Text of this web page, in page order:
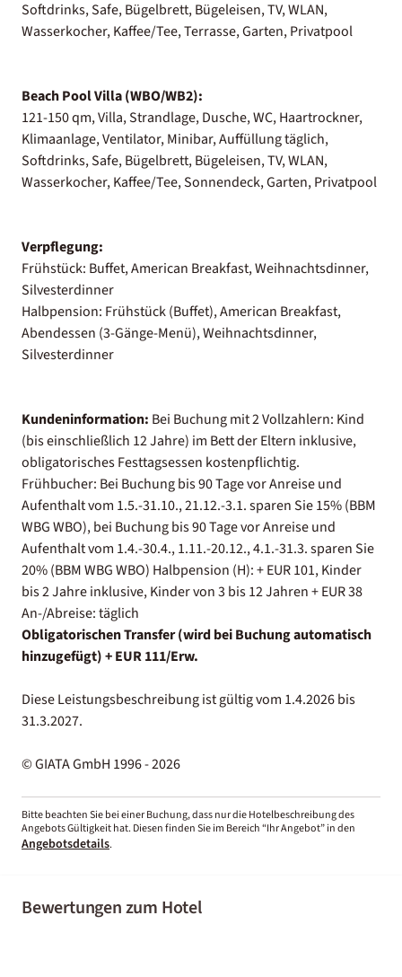
Softdrinks, Safe, Bügelbrett, Bügeleisen, TV, WLAN,
Wasserkocher, Kaffee/Tee, Terrasse, Garten, Privatpool
Beach Pool Villa (WBO/WB2):
121-150 qm, Villa, Strandlage, Dusche, WC, Haartrockner,
Klimaanlage, Ventilator, Minibar, Auffüllung täglich,
Softdrinks, Safe, Bügelbrett, Bügeleisen, TV, WLAN,
Wasserkocher, Kaffee/Tee, Sonnendeck, Garten, Privatpool
Verpflegung:
Frühstück: Buffet, American Breakfast, Weihnachtsdinner,
Silvesterdinner
Halbpension: Frühstück (Buffet), American Breakfast,
Abendessen (3-Gänge-Menü), Weihnachtsdinner,
Silvesterdinner
Kundeninformation: Bei Buchung mit 2 Vollzahlern: Kind
(bis einschließlich 12 Jahre) im Bett der Eltern inklusive,
obligatorisches Festtagsessen kostenpflichtig.
Frühbucher: Bei Buchung bis 90 Tage vor Anreise und
Aufenthalt vom 1.5.-31.10., 21.12.-3.1. sparen Sie 15% (BBM
WBG WBO), bei Buchung bis 90 Tage vor Anreise und
Aufenthalt vom 1.4.-30.4., 1.11.-20.12., 4.1.-31.3. sparen Sie
20% (BBM WBG WBO) Halbpension (H): + EUR 101, Kinder
bis 2 Jahre inklusive, Kinder von 3 bis 12 Jahren + EUR 38
An-/Abreise: täglich
Obligatorischen Transfer (wird bei Buchung automatisch
hinzugefügt) + EUR 111/Erw.
Diese Leistungsbeschreibung ist gültig vom 1.4.2026 bis
31.3.2027.
© GIATA GmbH 1996 - 2026
Bitte beachten Sie bei einer Buchung, dass nur die Hotelbeschreibung des
Angebots Gültigkeit hat. Diesen finden Sie im Bereich “Ihr Angebot” in den
Angebotsdetails.
Bewertungen zum Hotel